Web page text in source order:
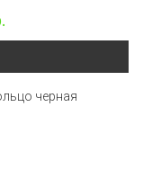
черная